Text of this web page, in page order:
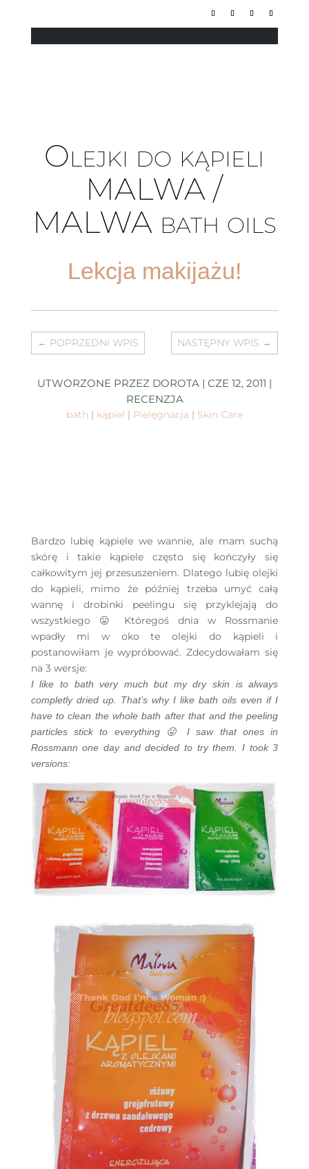
Olejki do kąpieli
MALWA /
MALWA bath oils
Lekcja makijażu!
← POPRZEDNI WPIS NASTĘPNY WPIS →
UTWORZONE PRZEZ DOROTA | CZE 12, 2011 |
RECENZJA
bath | kąpiel | Pielęgnacja | Skin Care
Bardzo lubię kąpiele we wannie, ale mam suchą
skórę i takie kąpiele często się kończyły się
całkowitym jej przesuszeniem. Dlatego lubię olejki
do kąpieli, mimo że później trzeba umyć całą
wannę i drobinki peelingu się przyklejają do
wszystkiego 😛 Któregoś dnia w Rossmanie
wpadły mi w oko te olejki do kąpieli i
postanowiłam je wypróbować. Zdecydowałam się
na 3 wersje:
I like to bath very much but my dry skin is always
completly dried up. That’s why I like bath oils even if I
have to clean the whole bath after that and the peeling
particles stick to everything 😛 I saw that ones in
Rossmann one day and decided to try them. I took 3
versions: